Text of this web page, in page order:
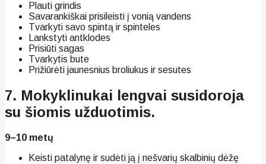
Plauti grindis
Savarankiškai prisileisti į vonią vandens
Tvarkyti savo spintą ir spinteles
Lankstyti antklodes
Prisiūti sagas
Tvarkytis bute
Prižiūrėti jaunesnius broliukus ir sesutes
7. Mokyklinukai lengvai susidoroja
su šiomis užduotimis.
9–10 metų
Keisti patalynę ir sudėti ją į nešvarių skalbinių dėžę